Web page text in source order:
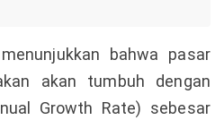
bahwa pasar
akan tumbuh dengan
Growth Rate) sebesar